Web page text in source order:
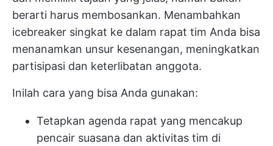
berarti harus membosankan. Menambahkan
icebreaker singkat ke dalam rapat tim Anda bisa
menanamkan unsur kesenangan, meningkatkan
partisipasi dan keterlibatan anggota.
Inilah cara yang bisa Anda gunakan:
Tetapkan agenda rapat yang mencakup
pencair suasana dan aktivitas tim di